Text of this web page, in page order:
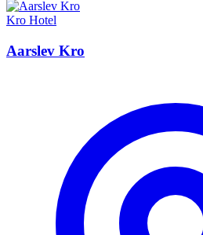
Kro Hotel
Aarslev Kro